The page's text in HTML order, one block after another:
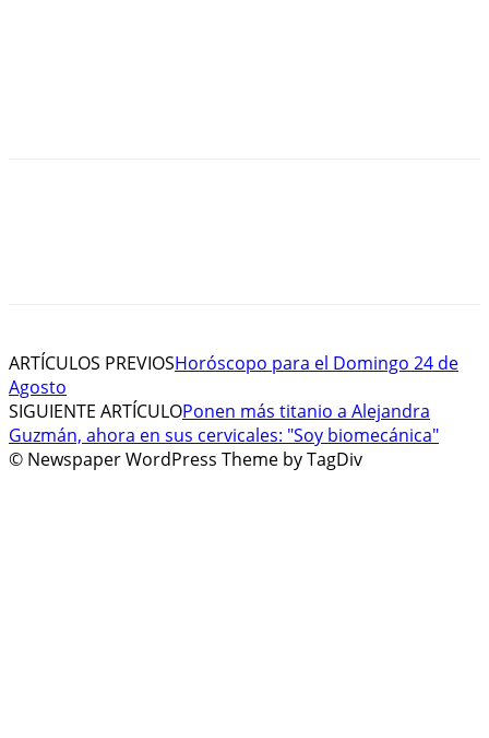
ARTÍCULOS PREVIOSHoróscopo para el Domingo 24 de
Agosto
SIGUIENTE ARTÍCULOPonen más titanio a Alejandra
Guzmán, ahora en sus cervicales: "Soy biomecánica"
© Newspaper WordPress Theme by TagDiv